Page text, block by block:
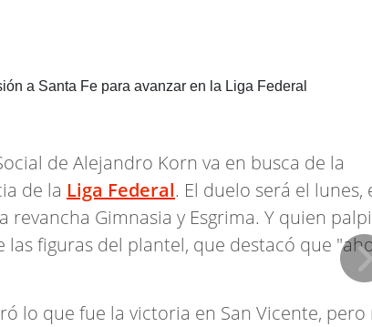
de Alejandro Korn va en busca de la
de la Liga Federal. El duelo será el lunes,
revancha Gimnasia y Esgrima. Y quien
las figuras del plantel, que destacó que
lo que fue la victoria en San Vicente, pero